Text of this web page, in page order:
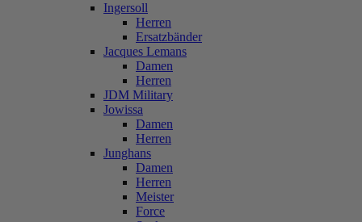
Ingersoll
Herren
Ersatzbänder
Jacques Lemans
Damen
Herren
JDM Military
Jowissa
Damen
Herren
Junghans
Damen
Herren
Meister
Force